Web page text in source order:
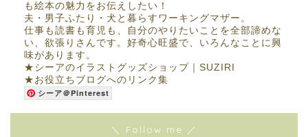
も絵本の魅力をお伝えしたい！
夫・男子ふたり・犬と暮らすワーキングマザー。
仕事も読書も育児も、自分のやりたいことを全部諦めな
い、欲張りさんです。好奇心旺盛で、いろんなことに興
味があります。
★ シーアのイラストグッズショップ｜SUZIRI
★ お役立ちブログへのリンク集
シーア＠Pinterest
＼ Follow me ／